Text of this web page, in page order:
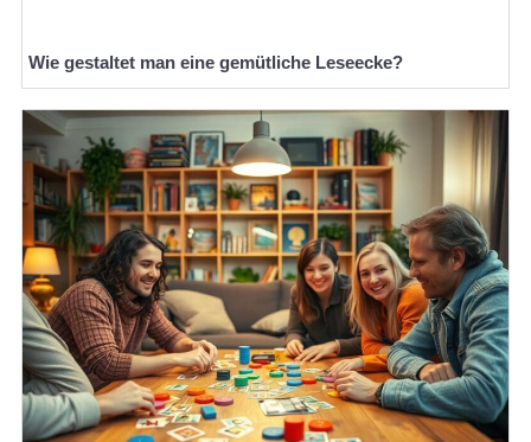
Wie gestaltet man eine gemütliche Leseecke?